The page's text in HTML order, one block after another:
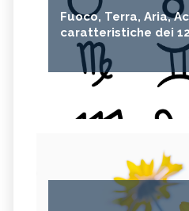
Fuoco, Terra, Aria,
caratteristiche dei